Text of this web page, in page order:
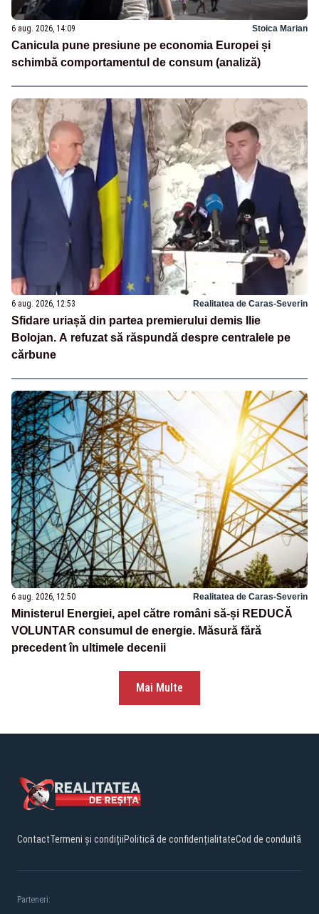
6 aug. 2026, 14:09 Stoica Marian
Canicula pune presiune pe economia Europei și
schimbă comportamentul de consum (analiză)
6 aug. 2026, 12:53 Realitatea de Caras-Severin
Sfidare uriașă din partea premierului demis Ilie
Bolojan. A refuzat să răspundă despre centralele pe
cărbune
6 aug. 2026, 12:50 Realitatea de Caras-Severin
Ministerul Energiei, apel către români să-și REDUCĂ
VOLUNTAR consumul de energie. Măsură fără
precedent în ultimele decenii
Mai Multe
ContactTermeni și condițiiPolitică de confidențialitateCod de conduită
Parteneri: